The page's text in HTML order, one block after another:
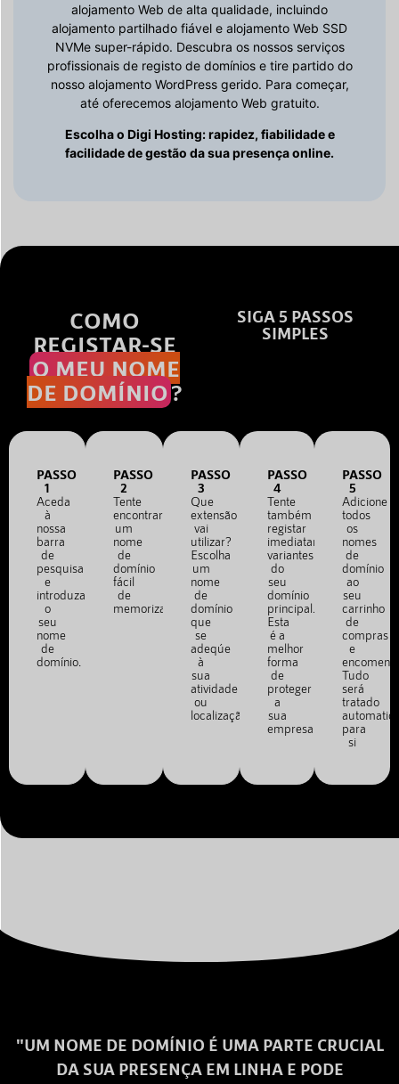
alojamento Web de alta qualidade, incluindo
alojamento partilhado fiável e alojamento Web SSD
NVMe super-rápido. Descubra os nossos serviços
profissionais de registo de domínios e tire partido do
nosso alojamento WordPress gerido. Para começar,
até oferecemos alojamento Web gratuito.
Escolha o Digi Hosting: rapidez, fiabilidade e
facilidade de gestão da sua presença online.
COMO
REGISTAR-SE
O MEU NOME
DE DOMÍNIO?
SIGA 5 PASSOS
SIMPLES
PASSO
1
Aceda
à
nossa
barra
de
pesquisa
e
introduza
o
seu
nome
de
domínio.
PASSO
2
Tente
encontrar
um
nome
de
domínio
fácil
de
memorizar.
PASSO
3
Que
extensão
vai
utilizar?
Escolha
um
nome
de
domínio
que
se
adeqúe
à
sua
atividade
ou
localização.
PASSO
4
Tente
também
registar
imediatamente
variantes
do
seu
domínio
principal.
Esta
é a
melhor
forma
de
proteger
a
sua
empresa.
PASSO
5
Adicione
todos
os
nomes
de
domínio
ao
seu
carrinho
de
compras
e
Tudo
será
tratado
para
si
"UM NOME DE DOMÍNIO É UMA PARTE CRUCIAL
DA SUA PRESENÇA EM LINHA E PODE